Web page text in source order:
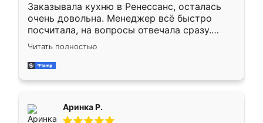
Заказывала кухню в Ренессанс, осталась
очень довольна. Менеджер всё быстро
посчитала, на вопросы отвечала сразу.
Замерщик приехал в субботу, подошёл к
делу со всей ответственностью. Собрали
за день, ребята работали аккуратно, даже
Читать полностью
Аринка Р.